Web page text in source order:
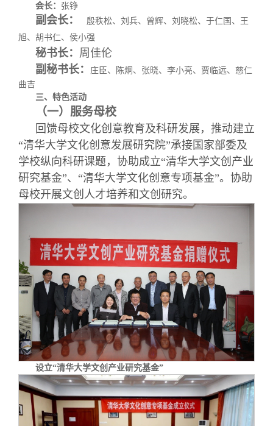
联系我们
会长： 张铮
副会长：
殷秩松、刘兵、曾辉、刘晓松、于仁国、王
旭、胡书仁、侯小强
秘书长： 周佳伦
副秘书长：
庄臣、陈炯、张晓、李小亮、贾临远、慈仁
曲吉
三、特色活动
（一）服务母校
回馈母校文化创意教育及科研发展，推动建立
“清华大学文化创意发展研究院”承接国家部委及
学校纵向科研课题，协助成立“清华大学文创 产业
研究基金”、“清华大学文化创意专项基金”。协助
母校开展文创人才培养和文创研究。
设立“清华大学文创产业研究基金”